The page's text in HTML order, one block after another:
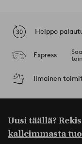
Helppo
Express
Ilmainen
Uusi täällä?
kalleimmasta